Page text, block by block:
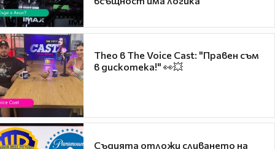
Theo в The Voice Cast: "Правен съм
в дискотека!" 👀💥
Съдията отложи сливането на